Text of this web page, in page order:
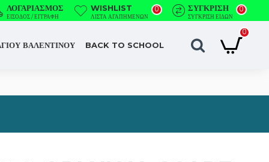
ΛΟΓΑΡΙΑΣΜΌΣ
ΕΊΣΟΔΟΣ / ΕΓΓΡΑΦΉ
WISHLIST
ΛΊΣΤΑ ΑΓΑΠΗΜΈΝΩΝ
0 ΣΎΓΚΡΙΣΗ
ΣΎΓΚΡΙΣΗ ΕΙΔΏΝ
0
ΒΑΛΕΝΤΙΝΟΥ BACK TO SCHOOL
0